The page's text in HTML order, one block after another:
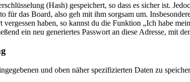
(Hash) gespeichert, so dass es sicher ist.
für das Board, also geh mit ihm sorgsam um.
vergessen haben, so kannst du die Funktion „Ich habe
ein neu generiertes Passwort an diese Adresse, mit
und oben näher spezifizierten Daten zu